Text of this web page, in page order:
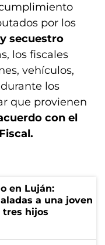
por los
secuestro
los fiscales
vehículos,
los
que provienen
con el
en Luján:
a una joven
tres hijos